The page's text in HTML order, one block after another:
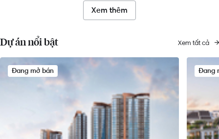
Xem thêm
Dự án nổi bật Xem tất cả
Đang mở bán Đang